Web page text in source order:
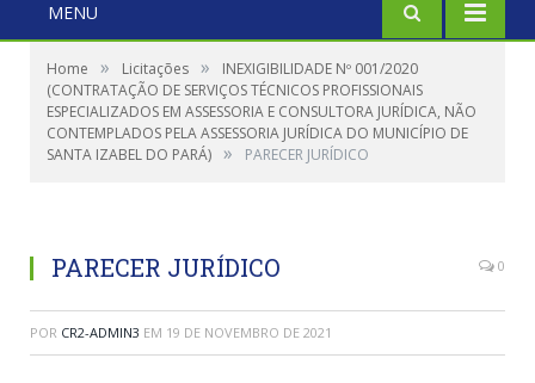
MENU
Home » Licitações »
INEXIGIBILIDADE Nº 001/2020
(CONTRATAÇÃO DE SERVIÇOS TÉCNICOS PROFISSIONAIS
ESPECIALIZADOS EM ASSESSORIA E CONSULTORA JURÍDICA, NÃO
CONTEMPLADOS PELA ASSESSORIA JURÍDICA DO MUNICÍPIO DE
SANTA IZABEL DO PARÁ) » PARECER JURÍDICO
PARECER JURÍDICO 0
POR CR2-ADMIN3 EM 19 DE NOVEMBRO DE 2021